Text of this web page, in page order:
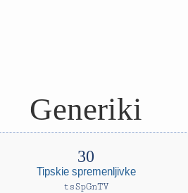
Generiki
Tipskie spremenljivke
tsSpGnTV